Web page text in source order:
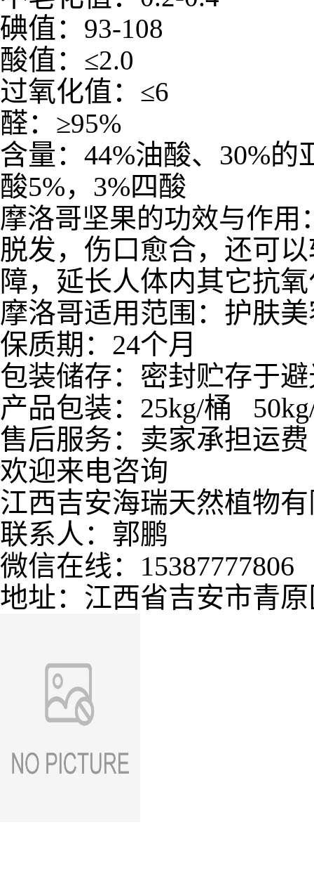
碘值： 93-108
酸值： ≤2.0
过氧化值： ≤6
醛： ≥95%
含量：44%油酸、30%的
酸5%，3%四酸
摩洛哥坚果的功效与作用
脱发，伤口愈合，还可
障，延长人体内其它抗
摩洛哥适用范围：护肤
保质期：24个月
包装储存：密封贮存于
产品包装：25kg/桶
售后服务：卖家承担运
欢迎来电咨询
江西吉安海瑞天然植物
联系人：郭鹏
微信在线：15387777806
地址：江西省吉安市青